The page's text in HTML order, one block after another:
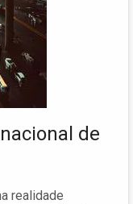
de
realidade